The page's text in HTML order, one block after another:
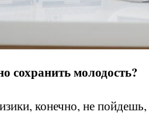
сохранить молодость?
конечно, не